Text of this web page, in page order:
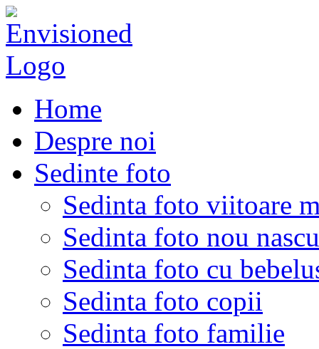
Home
Despre noi
Sedinte foto
Sedinta foto viitoare
Sedinta foto nou
Sedinta foto cu
Sedinta foto copii
Sedinta foto familie